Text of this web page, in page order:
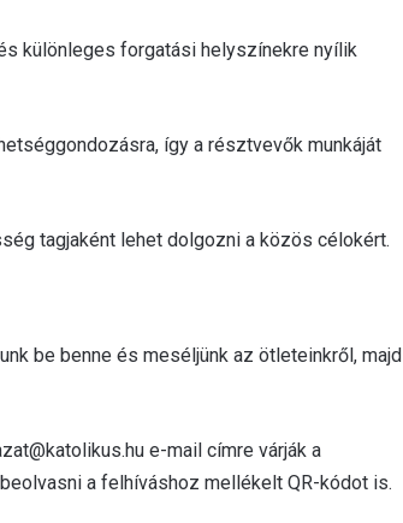
különleges forgatási helyszínekre nyílik
így a résztvevők munkáját
tagjaként lehet dolgozni a közös célokért.
be benne és meséljünk az ötleteinkről, majd
e-mail címre várják a
a felhíváshoz mellékelt QR-kódot is.